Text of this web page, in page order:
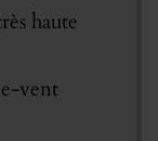
haute
vent